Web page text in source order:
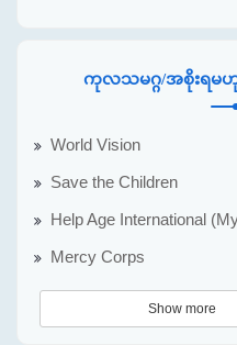
ကုလသမဂ္ဂ/အစိုးရမ
World Vision
Save the Children
Help Age International
Mercy Corps
Show more